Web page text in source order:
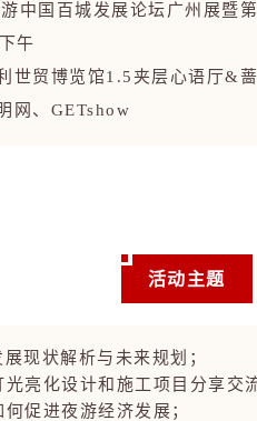
中国百城发展论坛广州展暨
午
世贸博览馆1.5夹层心语厅&
网、GETshow
活动主题
现状解析与未来规划；
亮化设计和施工项目分享交
促进夜游经济发展；